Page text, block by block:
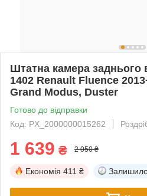
Штатна камера заднього
1402 Renault Fluence
Grand Modus, Duster
Готово до відправки
Код: PX_2000000015262
1 639 ₴ 2 050 ₴
Економія 411 ₴